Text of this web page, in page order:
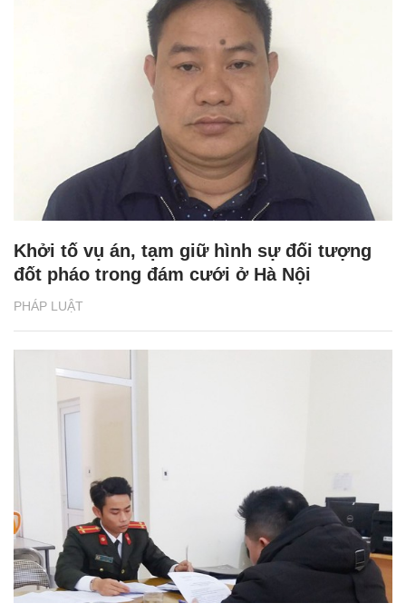
PHÁP LUẬT
Khởi tố vụ án, tạm giữ hình sự đối tượng
đốt pháo trong đám cưới ở Hà Nội